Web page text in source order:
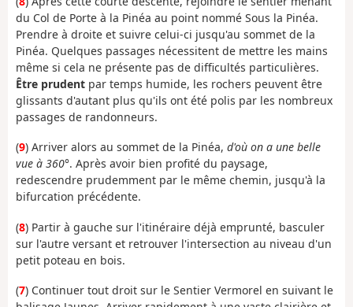
du Col de Porte à la Pinéa au point nommé Sous la Pinéa.
Prendre à droite et suivre celui-ci jusqu'au sommet de la
Pinéa. Quelques passages nécessitent de mettre les mains
même si cela ne présente pas de difficultés particulières.
Être prudent par temps humide, les rochers peuvent être
glissants d'autant plus qu'ils ont été polis par les nombreux
passages de randonneurs.
(9) Arriver alors au sommet de la Pinéa, d'où on a une belle
vue à 360°. Après avoir bien profité du paysage,
redescendre prudemment par le même chemin, jusqu'à la
bifurcation précédente.
(8) Partir à gauche sur l'itinéraire déjà emprunté, basculer
sur l'autre versant et retrouver l'intersection au niveau d'un
petit poteau en bois.
(7) Continuer tout droit sur le Sentier Vermorel en suivant le